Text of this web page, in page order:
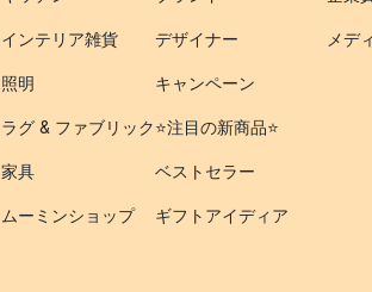
インテリア雑貨
照明
ラグ & ファブリック
家具
ムーミンショップ
デザイナー
キャンペーン
⭐️注目の新商品⭐️
ベストセラー
ギフトアイディア
メデ